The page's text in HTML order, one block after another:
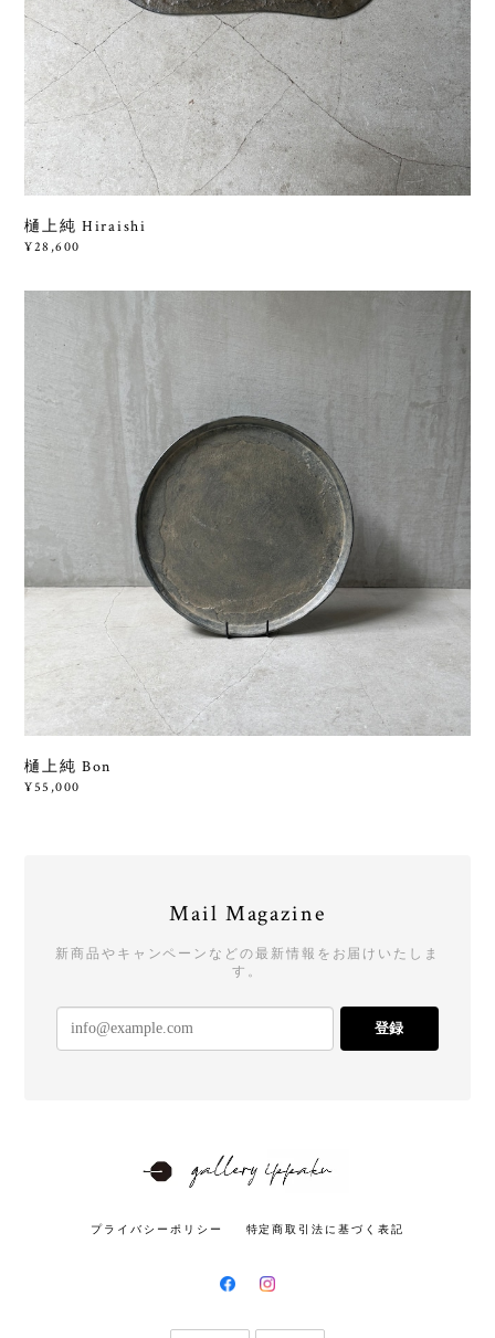
樋上純 Hiraishi
¥28,600
樋上純 Bon
¥55,000
Mail Magazine
新商品やキャンペーンなどの最新情報をお届けいたしま
す。
登録
プライバシーポリシー 特定商取引法に基づく表記